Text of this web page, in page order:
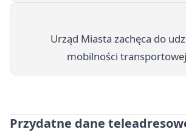
Urząd Miasta zachęca do
mobilności
Przydatne dane